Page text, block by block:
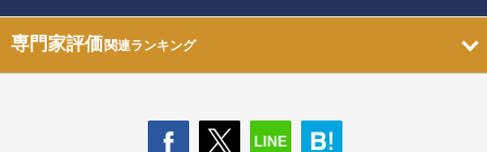
専門家評価関連ランキング